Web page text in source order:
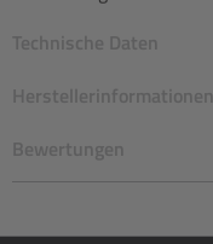
Technische Daten
Herstellerinformationen
Bewertungen